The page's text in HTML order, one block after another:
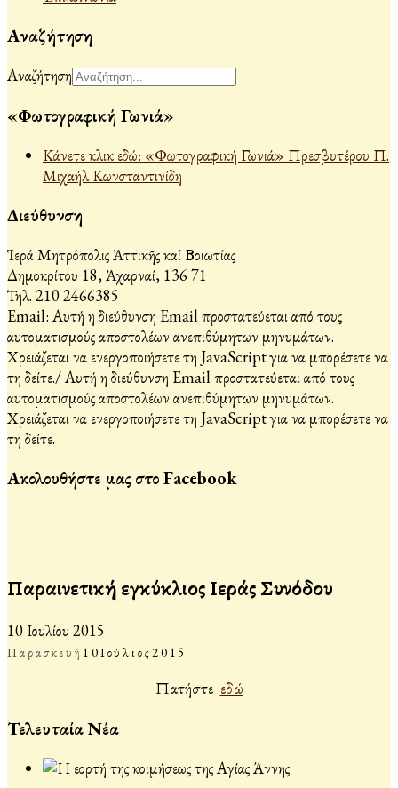
Αναζήτηση
Αναζήτηση
«Φωτογραφική Γωνιά»
Κάνετε κλικ εδώ: «Φωτογραφική Γωνιά» Πρεσβυτέρου Π.
Μιχαήλ Κωνσταντινίδη
Διεύθυνση
Ἱερά Μητρόπολις Ἀττικῆς καί Βοιωτίας
Δημοκρίτου 18, Ἀχαρναί, 136 71
Τηλ. 210 2466385
Email: Αυτή η διεύθυνση Email προστατεύεται από τους
αυτοματισμούς αποστολέων ανεπιθύμητων μηνυμάτων.
Χρειάζεται να ενεργοποιήσετε τη JavaScript για να μπορέσετε να
τη δείτε./Αυτή η διεύθυνση Email προστατεύεται από τους
αυτοματισμούς αποστολέων ανεπιθύμητων μηνυμάτων.
Χρειάζεται να ενεργοποιήσετε τη JavaScript για να μπορέσετε να
τη δείτε.
Ακολουθήστε μας στο Facebook
Παραινετική εγκύκλιος Ιεράς Συνόδου
10 Ιουλίου 2015
Παρασκευή 10Ιούλιος2015
Πατήστε εδώ
Τελευταία Νέα